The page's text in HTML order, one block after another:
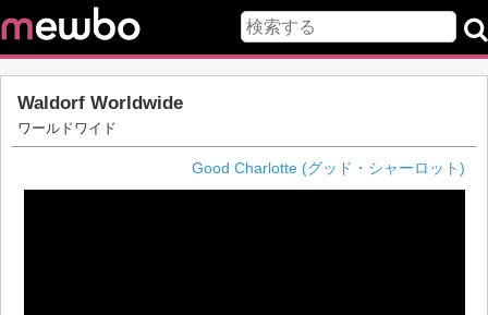
Waldorf Worldwide
ワールドワイド
Good Charlotte (グッド・シャーロット)